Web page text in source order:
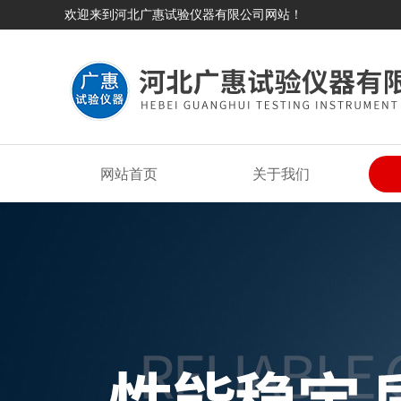
欢迎来到河北广惠试验仪器有限公司网站！
网站首页 关于我们